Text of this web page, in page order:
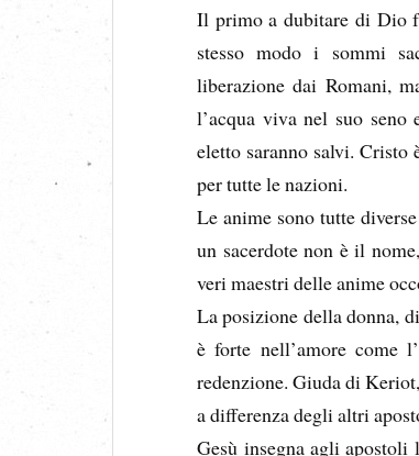
Il primo a dubitare di Dio
stesso modo i sommi
liberazione dai Romani,
l’acqua viva nel suo
eletto saranno salvi. Cristo
per tutte le nazioni.
Le anime sono tutte
un sacerdote non è il
veri maestri delle anime
La posizione della donna,
è forte nell’amore come
redenzione. Giuda di
a differenza degli altri
Gesù insegna agli apostoli